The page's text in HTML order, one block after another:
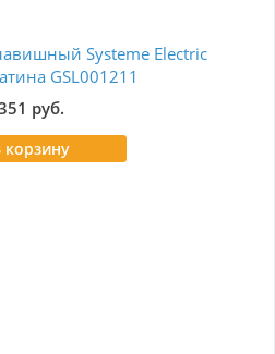
Systeme Electric
GSL001211
руб.
корзину